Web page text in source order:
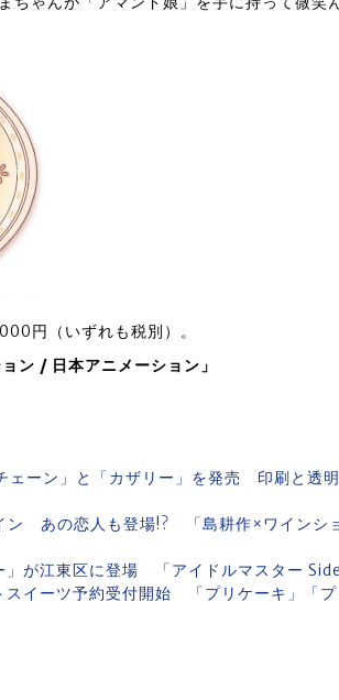
円（いずれも税別）。
ン / 日本アニメーション」
ーン」と「カザリー」を発売 印刷と透明
ン あの恋人も登場!? 「島耕作×ワインシ
」が江東区に登場 「アイドルマスター
イーツ予約受付開始 「プリケーキ」「プ